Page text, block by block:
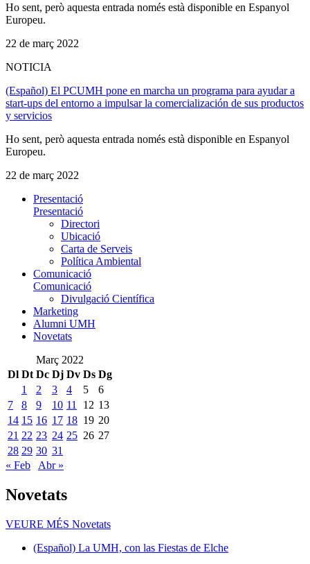
Ho sent, però aquesta entrada només està disponible en Espanyol
Europeu.
22 de març 2022
NOTICIA
(Español) El PCUMH pone en marcha un programa para ayudar a
start-ups del entorno a impulsar la comercialización de sus productos
y servicios
Ho sent, però aquesta entrada només està disponible en Espanyol
Europeu.
22 de març 2022
Presentació
Presentació
Directori
Ubicació
Carta de Serveis
Política Ambiental
Comunicació
Comunicació
Divulgació Científica
Marketing
Alumni UMH
Novetats
Març 2022
Dl Dt Dc Dj Dv Ds Dg
1
2 3 4 5
6
7
8 9 10 11 12 13
14 15 16 17 18 19 20
21 22 23 24 25 26 27
28 29 30 31
« Feb
Abr »
Novetats
VEURE MÉS Novetats
(Español) La UMH, con las Fiestas de Elche